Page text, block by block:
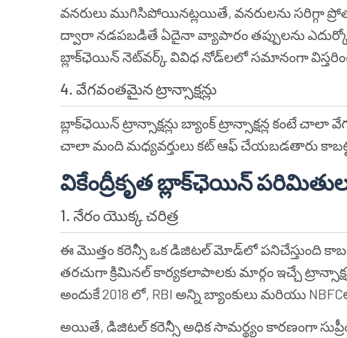
వనరులు ముగిసిపోయినట్లయితే, వనరులను సరిగ్గా
ద్వారా నడపబడితే ఏదైనా వ్యాపారం తప్పులను
బ్లాక్‌ఛెయిన్ నెట్‌వర్క్ వివిధ నోడ్‌లలో సమానంగా
4. వేగవంతమైన ట్రాన్సాక్షన్లు
బ్లాక్‌ఛెయిన్ ట్రాన్సాక్షన్లు బ్యాంక్ ట్రాన్సాక్షన్ల కంటే
చాలా మంది మధ్యవర్తులు కట్ ఆఫ్ చేయబడతారు
వికేంద్రీకృత బ్లాక్‌ఛెయిన్
1. నేరం యొక్క చరిత్ర
ఈ మొత్తం కరెన్సీ ఒక డిజిటల్ మోడ్‌లో పనిచేస్తుంది
తరచుగా క్రిమినల్ కార్యకలాపాలకు మార్గం ఇచ్చే
అందుకే 2018 లో, RBI అన్ని బ్యాంకులు మరియు
అయితే, డిజిటల్ కరెన్సీ అధిక సామర్థ్యం కారణంగా